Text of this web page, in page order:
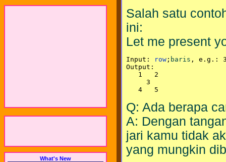
What's New
Salah satu
ini:
Let me present
Input: row; baris , e.g.:
Output:
   1   2
     3
Q: Ada berapa
A: Dengan
jari kamu tidak
yang mungkin